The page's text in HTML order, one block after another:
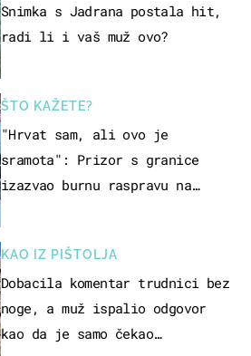
Snimka s Jadrana postala hit,
radi li i vaš muž ovo?
ŠTO KAŽETE?
"Hrvat sam, ali ovo je
sramota": Prizor s granice
izazvao burnu raspravu na
KAO IZ PIŠTOLJA
Dobacila komentar trudnici bez
noge, a muž ispalio odgovor
kao da je samo čekao…